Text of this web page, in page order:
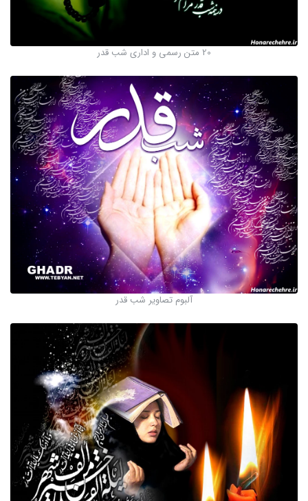
20 متن رسمی و اداری شب قدر
آلبوم تصاویر شب قدر